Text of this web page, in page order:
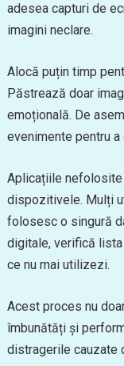
adesea capturi de
imagini neclare.
Alocă puțin timp
Păstrează doar
emoțională. De
evenimente pentru
Aplicațiile
dispozitivele. Mulți
folosesc o singură
digitale, verifică
ce nu mai utilizezi.
Acest proces nu
îmbunătăți și
distragerile cauzate